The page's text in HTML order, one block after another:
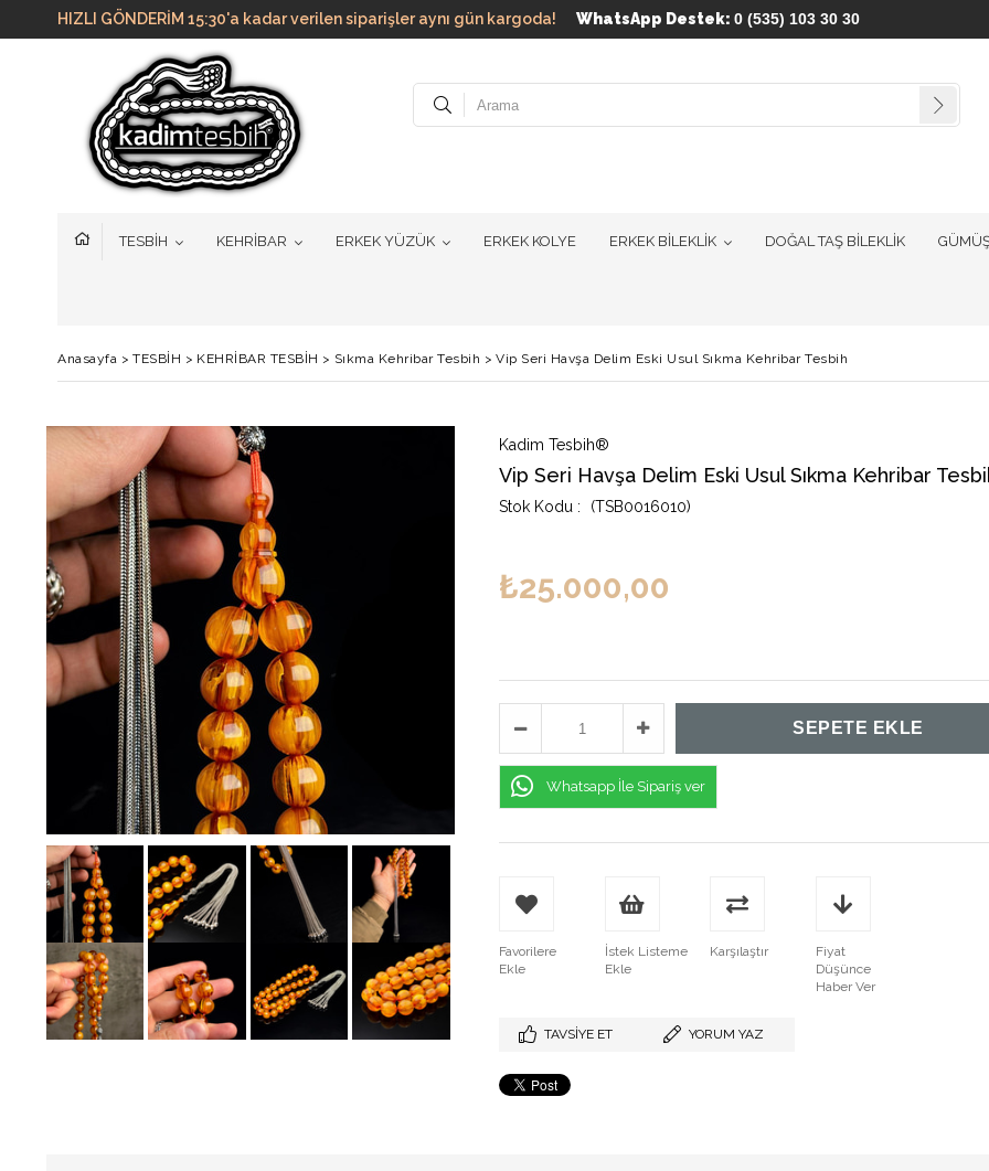
HIZLI GÖNDERİM 15:30'a kadar verilen siparişler aynı gün kargoda! WhatsApp Destek: 0 (535) 103 30 30
TESBİH KEHRİBAR ERKEK YÜZÜK ERKEK KOLYE ERKEK BİLEKLİK DOĞAL TAŞ BİLEKLİK
Anasayfa > TESBİH > KEHRİBAR TESBİH > Sıkma Kehribar Tesbih > Vip Seri Havşa Delim Eski Usul Sıkma Kehribar Tesbih
Kadim Tesbih®
Vip Seri Havşa Delim Eski Usul Sıkma Kehribar
(TSB0016010)
₺25.000,00
Whatsapp İle Sipariş ver
Favorilere
Ekle
İstek Listeme
Ekle
Karşılaştır
Fiyat
Düşünce
Haber Ver
TAVSIYE ET YORUM YAZ